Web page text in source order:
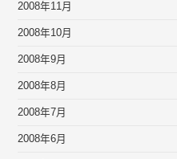
2008年11月
2008年10月
2008年9月
2008年8月
2008年7月
2008年6月